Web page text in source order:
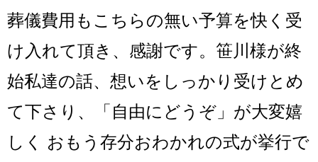
葬儀費用もこちらの無い予算を快く受
け入れて頂き、感謝です。笹川様が終
始私達の話、 想いをしっかり受けとめ
て下さり、「自由にどうぞ」が大変嬉
しく おもう存分おわかれの式が挙行で